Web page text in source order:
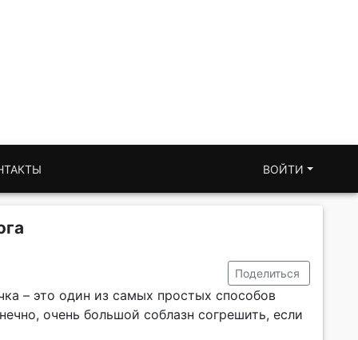
ВОЙТИ
Поделиться
– это один из самых простых способов
очень большой соблазн согрешить, если